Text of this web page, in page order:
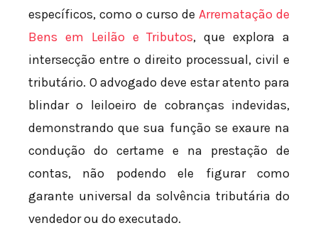
específicos, como o curso de Arrematação de
Bens em Leilão e Tributos, que explora a
intersecção entre o direito processual, civil e
tributário. O advogado deve estar atento para
blindar o leiloeiro de cobranças indevidas,
demonstrando que sua função se exaure na
condução do certame e na prestação de
contas, não podendo ele figurar como
garante universal da solvência tributária do
vendedor ou do executado.